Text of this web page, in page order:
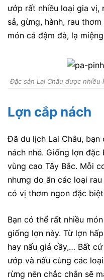
ướp rất nhiều loại gia vị,
sả, gừng, hành, rau
món cá đậm đà, lạ
Đặc sản Lai Châu được nhiều
Lợn cắp nách
Đã du lịch Lai Châu,
nách nhé. Giống lợn
vùng cao Tây Bắc. Mỗi
nhưng do ăn các loại
có vị thơm ngon đặc
Bạn có thể rất nhiều
giống lợn này. Từ lợn
hay nấu giả cầy,… Bất
ướp và nấu cùng các
rừng nên chắc chắn sẽ